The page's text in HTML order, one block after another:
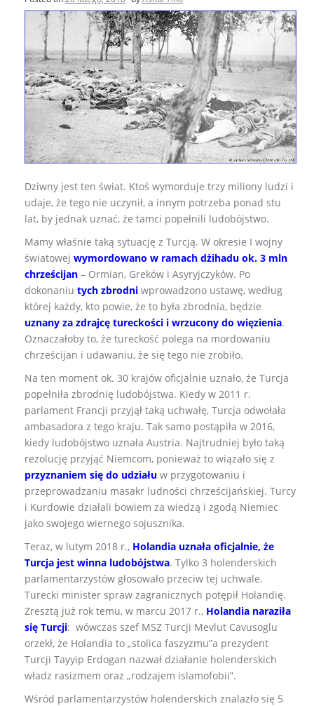
Dziwny jest ten świat. Ktoś wymorduje trzy miliony ludzi i
udaje, że tego nie uczynił, a innym potrzeba ponad stu
lat, by jednak uznać, że tamci popełnili ludobójstwo.
Mamy właśnie taką sytuację z Turcją. W okresie I wojny
światowej wymordowano w ramach dżihadu ok. 3 mln
chrześcijan – Ormian, Greków i Asyryjczyków. Po
dokonaniu tych zbrodni wprowadzono ustawę, według
której każdy, kto powie, że to była zbrodnia, będzie
uznany za zdrajcę tureckości i wrzucony do więzienia.
Oznaczałoby to, że tureckość polega na mordowaniu
chrześcijan i udawaniu, że się tego nie zrobiło.
Na ten moment ok. 30 krajów oficjalnie uznało, że Turcja
popełniła zbrodnię ludobójstwa. Kiedy w 2011 r.
parlament Francji przyjął taką uchwałę, Turcja odwołała
ambasadora z tego kraju. Tak samo postąpiła w 2016,
kiedy ludobójstwo uznała Austria. Najtrudniej było taką
rezolucję przyjąć Niemcom, ponieważ to wiązało się z
przyznaniem się do udziału w przygotowaniu i
przeprowadzaniu masakr ludności chrześcijańskiej. Turcy
i Kurdowie działali bowiem za wiedzą i zgodą Niemiec
jako swojego wiernego sojusznika.
Teraz, w lutym 2018 r., Holandia uznała oficjalnie, że
Turcja jest winna ludobójstwa. Tylko 3 holenderskich
parlamentarzystów głosowało przeciw tej uchwale.
Turecki minister spraw zagranicznych potępił Holandię.
Zresztą już rok temu, w marcu 2017 r., Holandia naraziła
się Turcji: wówczas szef MSZ Turcji Mevlut Cavusoglu
orzekł, że Holandia to „stolica faszyzmu”a prezydent
Turcji Tayyip Erdogan nazwał działanie holenderskich
władz rasizmem oraz „rodzajem islamofobii”.
Wśród parlamentarzystów holenderskich znalazło się 5